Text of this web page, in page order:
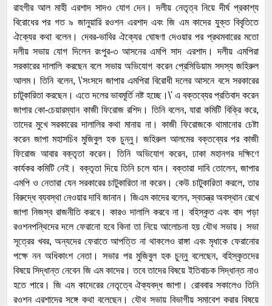
রাহগীর আল মাহী এরশাদ সাদও যোগ দেন। দলীয় নেতৃত্ব নিয়ে দীর্ঘ প্রকাশ্য
বিরোধের পর গত ৯ জানুয়ারি রওশন এরশাদ এবং জি এম কাদের যুক্ত বিবৃতিতে
ঐক্যের কথা বলেন। দেবর-ভাবির ঐক্যের ঘোষণা দেওয়ার পর প্রথমবারের মতো
দলীয় সভায় যোগ দিলেন রংপুর-৩ আসনের এমপি সাদ এরশাদ। দলীয় এমপিরা
সরকারের দালালি করছেন বলে সভায় অভিযোগ করেন প্রেসিডিয়াম সদস্য জহিরুল
আলম। তিনি বলেন, \'সংসদে জাপার এমপিরা বিরোধী দলের আসনে বসে সরকারের
চাটুকারিতা করছেন। এতে দলের ভাবমূর্তি নষ্ট হচ্ছে।\' এ বক্তব্যের প্রতিবাদ করেন
জাপার কো-চেয়ারম্যান কাজী ফিরোজ রশিদ। তিনি বলেন, যারা কমিটি বিক্রি করে,
তাদের মুখে সরকারের দালালির কথা মানায় না। কাজী ফিরোজকে থামানোর চেষ্টা
করেন জাপা মহাসচিব মুজিবুল হক চুন্নু। জহিরুল আলমের বক্তব্যের পর কাজী
ফিরোজ আবার বক্তৃতা করেন। তিনি অভিযোগ করেন, ঢাকা মহানগর দক্ষিণে
কার্যকর কমিটি নেই। বক্তৃতা দিয়ে তিনি চলে যান। বক্তারা দাবি তোলেন, জাপার
এমপি ও নেতারা যেন সরকারের চাটুকারিতা না করেন। কেউ চাটুকারিতা করলে, তার
বিরুদ্ধে ব্যবস্থা নেওয়ার দাবি জানান। জিএম কাদের বলেন, স্বতন্ত্র অবস্থান রেখে
জাপা নিজস্ব রাজনীতি করবে। কারও দালালি করবে না। বহিস্কৃত এবং বাদ পড়া
রওশনপন্থিদের দলে ফেরানো হবে কিনা তা নিয়ে আলোচনা হয় যৌথ সভায়। সভা
সূত্রের খবর, অন্যদের ফেরাতে আপত্তি না থাকলেও রাঙ্গা এবং মৃধাকে ফেরানোর
পক্ষে নন অধিকাংশ নেতা। সভার পর মুজিবুল হক চুন্নু বলেছেন, বহিস্কৃতদের
বিষয়ে সিদ্ধান্ত নেবেন জি এম কাদের। তবে তাদের বিষয়ে ইতিবাচক সিদ্ধান্ত নাও
হতে পারে। জি এম কাদেরের নেতৃত্বে ঐক্যবদ্ধ জাপা। রোববার সকালেও তিনি
রওশন এরশাদের সঙ্গে কথা বলেছেন। যৌথ সভায় বিভাগীয় সমাবেশ করার বিষয়ে